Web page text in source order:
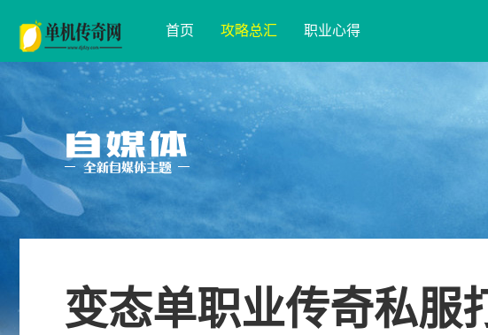
首页 攻略总汇 职业心得
变态单职业传奇私服